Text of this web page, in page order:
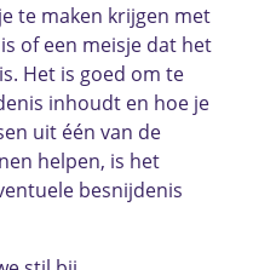
te maken krijgen met
of een meisje dat het
Het is goed om te
inhoudt en hoe je
uit één van de
helpen, is het
besnijdenis